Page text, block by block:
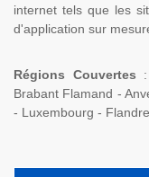
internet tels que les
d'application sur
Régions Couvertes
Brabant Flamand -
- Luxembourg -